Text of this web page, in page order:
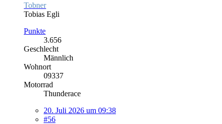
Tobner
Tobias Egli
Punkte
3.656
Geschlecht
Männlich
Wohnort
09337
Motorrad
Thunderace
20. Juli 2026 um 09:38
#56